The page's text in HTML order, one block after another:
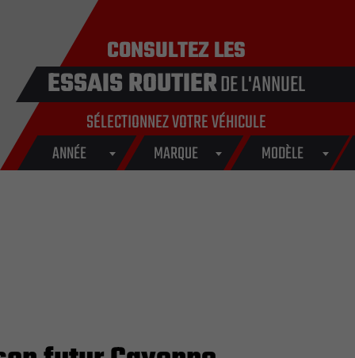
CONSULTEZ LES
ESSAIS ROUTIERDE L'ANNUEL
SÉLECTIONNEZ VOTRE VÉHICULE
ANNÉE MARQUE MODÈLE